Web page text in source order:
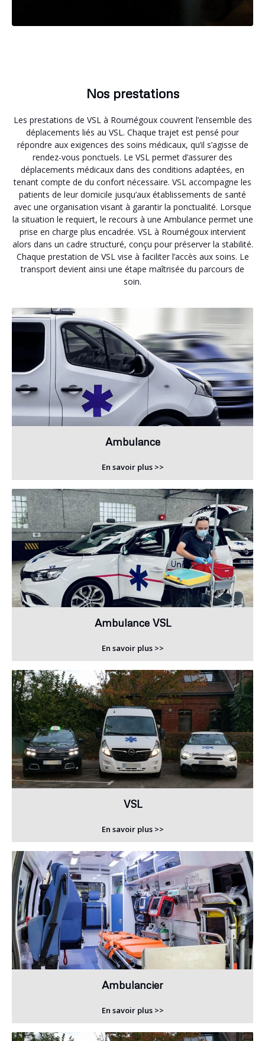
Nos prestations
Les prestations de VSL à Roumégoux couvrent l’ensemble des
déplacements liés au VSL. Chaque trajet est pensé pour
répondre aux exigences des soins médicaux, qu’il s’agisse de
rendez-vous ponctuels. Le VSL permet d’assurer des
déplacements médicaux dans des conditions adaptées, en
tenant compte de du confort nécessaire. VSL accompagne les
patients de leur domicile jusqu’aux établissements de santé
avec une organisation visant à garantir la ponctualité. Lorsque
la situation le requiert, le recours à une Ambulance permet une
prise en charge plus encadrée. VSL à Roumégoux intervient
alors dans un cadre structuré, conçu pour préserver la stabilité.
Chaque prestation de VSL vise à faciliter l’accès aux soins. Le
transport devient ainsi une étape maîtrisée du parcours de
soin.
Ambulance
En savoir plus >>
Ambulance VSL
En savoir plus >>
VSL
En savoir plus >>
Ambulancier
En savoir plus >>